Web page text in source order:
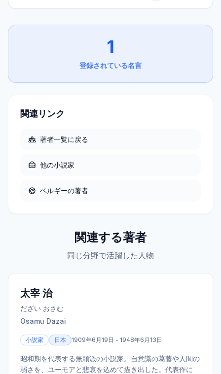
1
登録されている名言
関連リンク
著者一覧に戻る
他の小説家
ベルギーの著者
関連する著者
同じ分野で活躍した人物
太宰 治
だざい おさむ
Osamu Dazai
小説家 日本 1909年6月19日 - 1948年6月13日
昭和期を代表する無頼派の小説家。自意識の葛藤や人間の
弱さを、ユーモアと悲哀を込めて描き出した。代表作に